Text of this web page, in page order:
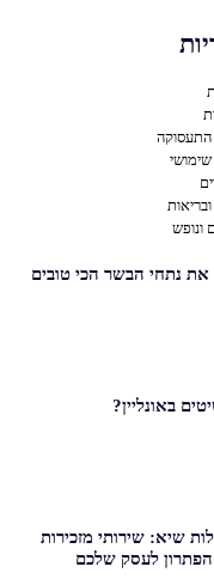
התעסוקה
ונופש
את נתחי הבשר הכי טובים
באונליין?
שיא: שירותי מזכירות
לעסק שלכם